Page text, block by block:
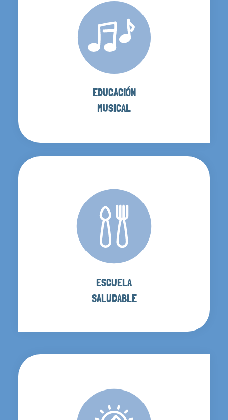
EDUCACIÓN
MUSICAL
ESCUELA
SALUDABLE